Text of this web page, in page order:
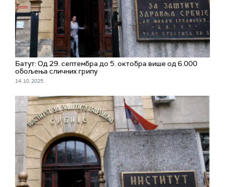
Батут: Од 29. септембра до 5. октобра више од 6.000
обољења сличних грипу
14. 10. 2025.